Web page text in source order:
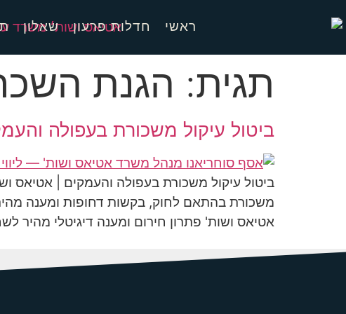
ראשי חדלות פרעון שאלון
תגית: הגנת
ביטול עיקול משכורת בעפולה
ביטול עיקול משכורת בעפולה והעמקים | אטיאס
משכורת בהתאם לחוק, בקשות דחופות ומענה
אטיאס ושות' פתרון חירום ומענה דיגיטלי